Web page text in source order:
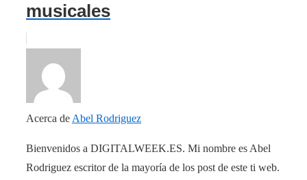
musicales
Acerca de Abel Rodriguez
Bienvenidos a DIGITALWEEK.ES. Mi nombre es Abel
Rodriguez escritor de la mayoría de los post de este ti web.